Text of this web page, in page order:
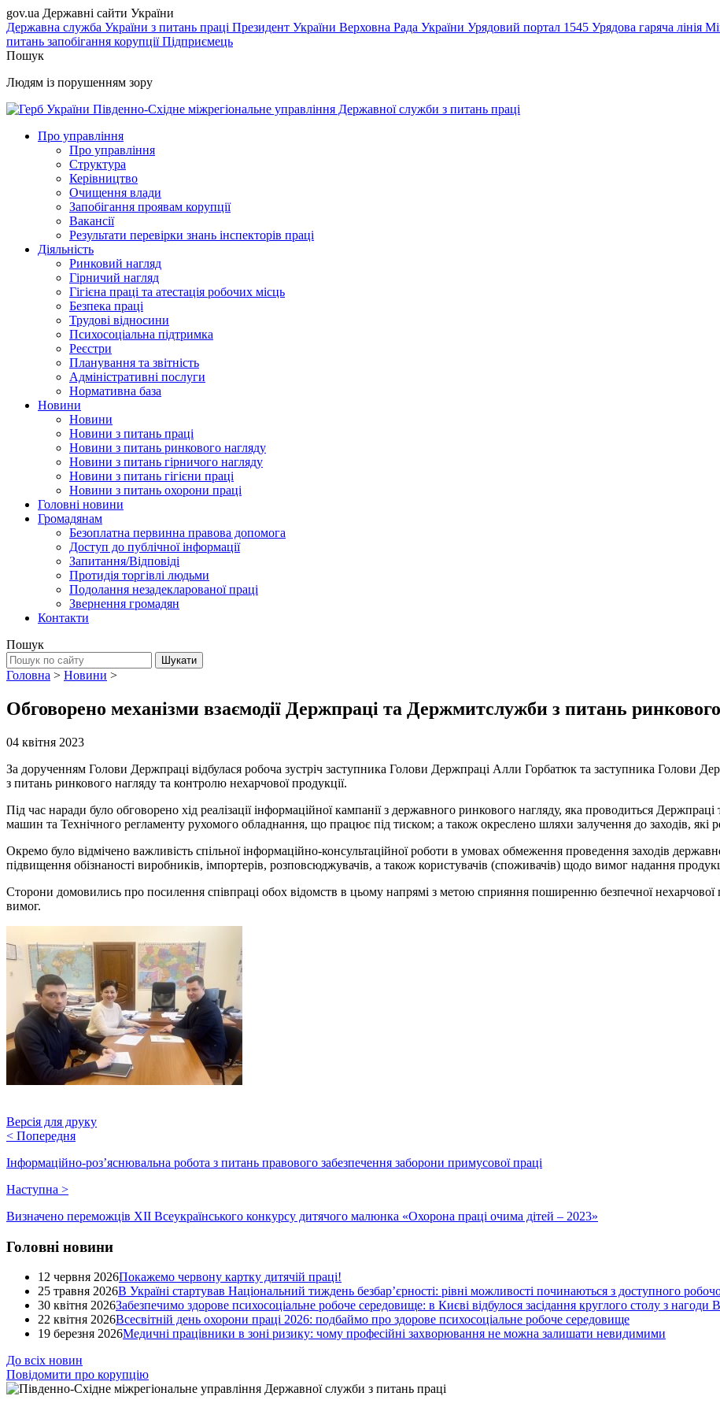
gov.ua Державні сайти України
Державна служба України з питань праці Президент України Верховна Рада України Урядовий портал 1545 Урядова гаряча лінія
питань запобігання корупціїПідприємець
Пошук
Людям із порушенням зору
Південно-Східне міжрегіональне управління Державної служби з питань праці
Про управління
Про управління
Структура
Керівництво
Очищення влади
Запобігання проявам корупції
Вакансії
Результати перевірки знань інспекторів праці
Діяльність
Ринковий нагляд
Гірничий нагляд
Гігієна праці та атестація робочих місць
Безпека праці
Трудові відносини
Психосоціальна підтримка
Реєстри
Планування та звітність
Адміністративні послуги
Нормативна база
Новини
Новини
Новини з питань праці
Новини з питань ринкового нагляду
Новини з питань гірничого нагляду
Новини з питань гігієни праці
Новини з питань охорони праці
Головні новини
Громадянам
Безоплатна первинна правова допомога
Доступ до публічної інформації
Запитання/Відповіді
Протидія торгівлі людьми
Подолання незадекларованої праці
Звернення громадян
Контакти
Пошук
Головна > Новини >
Обговорено механізми взаємодії Держпраці та Держмитслужби з питань
04 квітня 2023
За дорученням Голови Держпраці відбулася робоча зустріч заступника Голови Держпраці Алли Горбатюк та заступника Голови
з питань ринкового нагляду та контролю нехарчової продукції.
Під час наради було обговорено хід реалізації інформаційної кампанії з державного ринкового нагляду, яка проводиться
машин та Технічного регламенту рухомого обладнання, що працює під тиском; а також окреслено шляхи залучення до заходів, які
Окремо було відмічено важливість спільної інформаційно-консультаційної роботи в умовах обмеження проведення заходів
підвищення обізнаності виробників, імпортерів, розповсюджувачів, а також користувачів (споживачів) щодо вимог надання
Сторони домовились про посилення співпраці обох відомств в цьому напрямі з метою сприяння поширенню безпечної нехарчової
вимог.
Версія для друку
< Попередня
Інформаційно-роз’яснювальна робота з питань правового забезпечення заборони примусової праці
Наступна >
Визначено переможців XII Всеукраїнського конкурсу дитячого малюнка «Охорона праці очима дітей – 2023»
Головні новини
12 червня 2026Покажемо червону картку дитячій праці!
25 травня 2026В Україні стартував Національний тиждень безбар’єрності: рівні можливості починаються з доступного
30 квітня 2026Забезпечимо здорове психосоціальне робоче середовище: в Києві відбулося засідання круглого столу з нагоди
22 квітня 2026Всесвітній день охорони праці 2026: подбаймо про здорове психосоціальне робоче середовище
19 березня 2026Медичні працівники в зоні ризику: чому професійні захворювання не можна залишати невидимими
До всіх новин
Повідомити про корупцію